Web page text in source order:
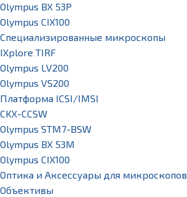
Olympus BX 53P
Olympus CIX100
Специализированные микроскопы
IXplore TIRF
Olympus LV200
Olympus VS200
Платформа ICSI/IMSI
CKX-CCSW
Olympus STM7-BSW
Olympus BX 53M
Olympus CIX100
Оптика и Аксессуары для микроскопов
Объективы